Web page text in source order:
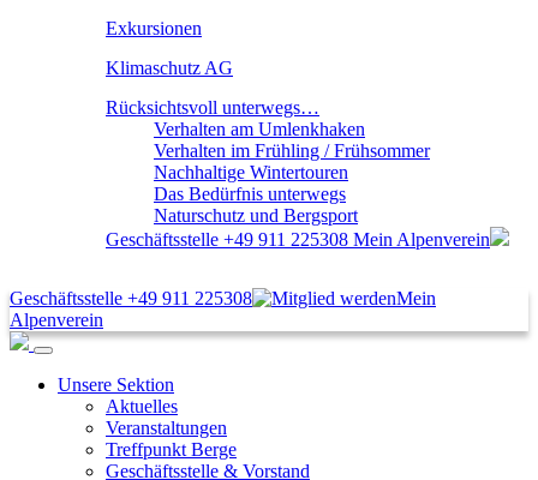
Exkursionen
Klimaschutz AG
Rücksichtsvoll unterwegs…
Verhalten am Umlenkhaken
Verhalten im Frühling / Frühsommer
Nachhaltige Wintertouren
Das Bedürfnis unterwegs
Naturschutz und Bergsport
Geschäftsstelle +49 911 225308 Mein Alpenverein
Geschäftsstelle +49 911 225308
Mein
Alpenverein
Unsere Sektion
Aktuelles
Veranstaltungen
Treffpunkt Berge
Geschäftsstelle & Vorstand